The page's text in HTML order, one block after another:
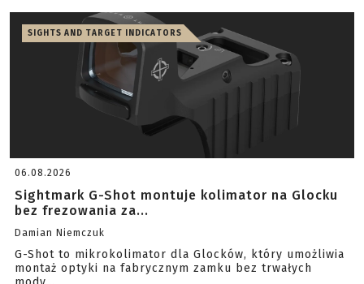
SIGHTS AND TARGET INDICATORS
06.08.2026
Sightmark G-Shot montuje kolimator na Glocku
bez frezowania za...
Damian Niemczuk
G-Shot to mikrokolimator dla Glocków, który umożliwia
montaż optyki na fabrycznym zamku bez trwałych